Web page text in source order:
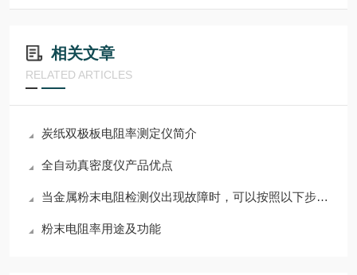
相关文章
RELATED ARTICLES
炭纸双极板电阻率测定仪简介
全自动真密度仪产品优点
当金属粉末电阻检测仪出现故障时，可以按照以下步骤进行检修
粉末电阻率用途及功能